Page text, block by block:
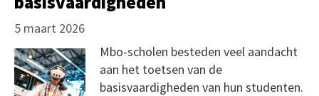
5 maart 2026
Mbo-scholen besteden veel aandacht
aan het toetsen van de
basisvaardigheden van hun studenten.